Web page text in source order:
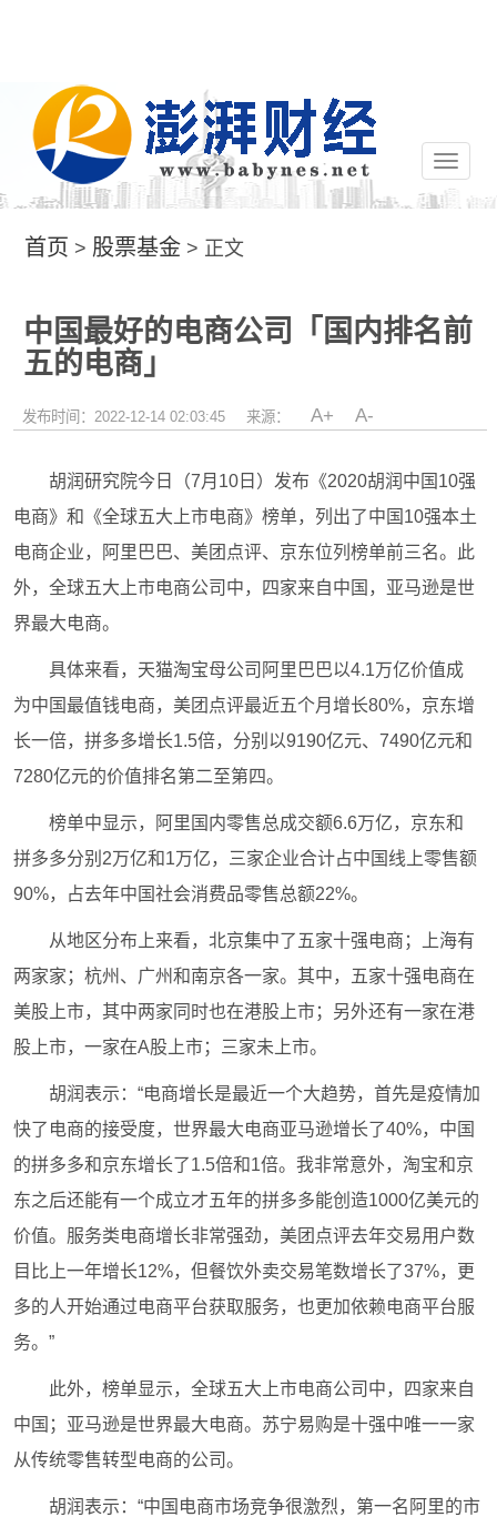
切
换
导
首页 > 股票基金 > 正文
中国最好的电商公司「国内排名前
五的电商」
发布时间：2022-12-14 02:03:45 来源： A+ A-
胡润研究院今日（7月10日）发布《2020胡润中国10强
电商》和《全球五大上市电商》榜单，列出了中国10强本土
电商企业，阿里巴巴、美团点评、京东位列榜单前三名。此
外，全球五大上市电商公司中，四家来自中国，亚马逊是世
界最大电商。
具体来看，天猫淘宝母公司阿里巴巴以4.1万亿价值成
为中国最值钱电商，美团点评最近五个月增长80%，京东增
长一倍，拼多多增长1.5倍，分别以9190亿元、7490亿元和
7280亿元的价值排名第二至第四。
榜单中显示，阿里国内零售总成交额6.6万亿，京东和
拼多多分别2万亿和1万亿，三家企业合计占中国线上零售额
90%，占去年中国社会消费品零售总额22%。
从地区分布上来看，北京集中了五家十强电商；上海有
两家家；杭州、广州和南京各一家。其中，五家十强电商在
美股上市，其中两家同时也在港股上市；另外还有一家在港
股上市，一家在A股上市；三家未上市。
胡润表示：“电商增长是最近一个大趋势，首先是疫情加
快了电商的接受度，世界最大电商亚马逊增长了40%，中国
的拼多多和京东增长了1.5倍和1倍。我非常意外，淘宝和京
东之后还能有一个成立才五年的拼多多能创造1000亿美元的
价值。服务类电商增长非常强劲，美团点评去年交易用户数
目比上一年增长12%，但餐饮外卖交易笔数增长了37%，更
多的人开始通过电商平台获取服务，也更加依赖电商平台服
务。”
此外，榜单显示，全球五大上市电商公司中，四家来自
中国；亚马逊是世界最大电商。苏宁易购是十强中唯一一家
从传统零售转型电商的公司。
胡润表示：“中国电商市场竞争很激烈，第一名阿里的市